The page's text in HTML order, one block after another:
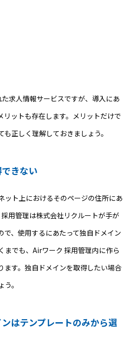
求人情報サービスですが、導入にあ
リットも存在します。メリットだけで
正しく理解しておきましょう。
きない
ット上におけるそのページの住所にあ
用管理は株式会社リクルートが手が
で、使用するにあたって独自ドメイン
までも、Airワーク 採用管理内に作ら
ます。独自ドメインを取得したい場合
。
はテンプレートのみから選